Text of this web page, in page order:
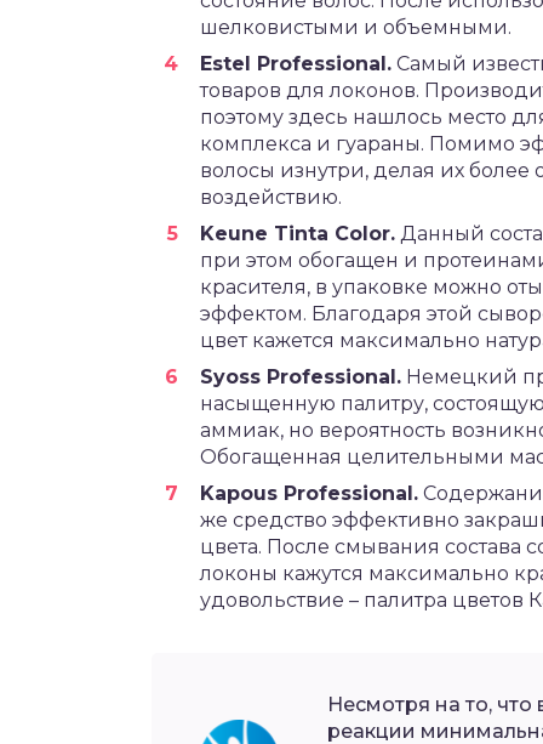
шелковистыми и объемными.
Estel Professional. Самый
товаров для локонов.
поэтому здесь нашлось место
комплекса и гуараны. Помимо
волосы изнутри, делая их
воздействию.
Keune Tinta Color. Данный
при этом обогащен и
красителя, в упаковке можно
эффектом. Благодаря этой
цвет кажется максимально
Syoss Professional. Немецкий
насыщенную палитру,
аммиак, но вероятность
Обогащенная целительными
Kapous Professional.
же средство эффективно
цвета. После смывания состава
локоны кажутся максимально
удовольствие – палитра цветов
Несмотря на то, что
реакции